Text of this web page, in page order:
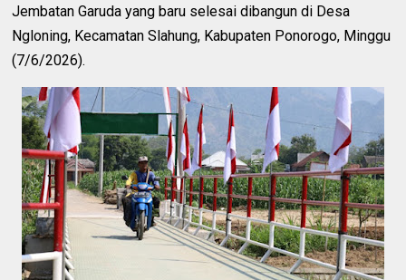
Jembatan Garuda yang baru selesai dibangun di Desa
Ngloning, Kecamatan Slahung, Kabupaten Ponorogo, Minggu
(7/6/2026).